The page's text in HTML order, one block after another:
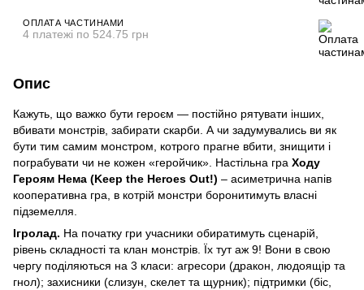
ОПЛАТА ЧАСТИНАМИ
4 платежі по 524.75 грн
Опис
Кажуть, що важко бути героєм — постійно рятувати інших,
вбивати монстрів, забирати скарби. А чи задумувались ви як
бути тим самим монстром, котрого прагне вбити, знищити і
пограбувати чи не кожен «геройчик». Настільна гра Ходу
Героям Нема (Keep the Heroes Out!) – асиметрична напів
кооперативна гра, в котрій монстри боронитимуть власні
підземелля.
Ігролад. На початку гри учасники обиратимуть сценарій,
рівень складності та клан монстрів. Їх тут аж 9! Вони в свою
чергу поділяються на 3 класи: агресори (дракон, людоящір та
гнол); захисники (слизун, скелет та щурник); підтримки (біс,